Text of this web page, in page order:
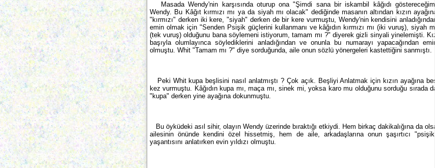
Masada Wendy'nin karşısında oturup ona "Şimdi sana bir iskambil kâğıdı göstereceğim,
Wendy. Bu Kâğıt kırmızı mı ya da siyah mı olacak" dediğinde masanın altından kızın ayağına
"kırmızı" derken iki kere, "siyah" derken de bir kere vurmuştu, Wendy'nin kendisini anladığından
emin olmak için "Senden Psişik güçlerini kullanmanı ve kâğıdın kırmızı mı (iki vuruş), siyah mı
(tek vuruş) olduğunu bana söylemeni istiyorum, tamam mı ?" diyerek gizli sinyali yinelemişti. Kız
başıyla olumlayınca söylediklerini anladığından ve onunla bu numarayı yapacağından emin
olmuştu. Whit "Tamam mı ?" diye sorduğunda, aile onun sözlü yönergeleri kastettiğini sanmıştı.
Peki Whit kupa beşlisini nasıl anlatmıştı ? Çok açık. Beşliyi Anlatmak için kızın ayağına beş
kez vurmuştu. Kâğıdın kupa mı, maça mı, sinek mi, yoksa karo mu olduğunu sorduğu sırada da
"kupa" derken yine ayağına dokunmuştu.
Bu öyküdeki asıl sihir, olayın Wendy üzerinde bıraktığı etkiydi. Hem birkaç dakikalığına da olsa
ailesinin önünde kendini özel hissetmiş, hem de aile, arkadaşlarına onun şaşırtıcı "psişik"
yaşantısını anlatırken evin yıldızı olmuştu.